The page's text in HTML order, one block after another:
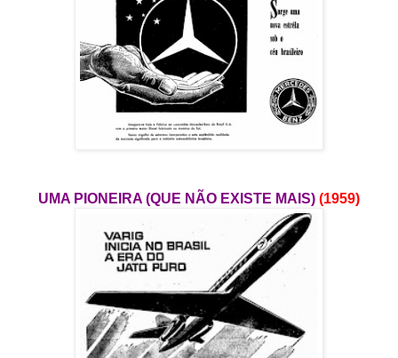
UMA PIONEIRA (QUE NÃO EXISTE MAIS) (1959)